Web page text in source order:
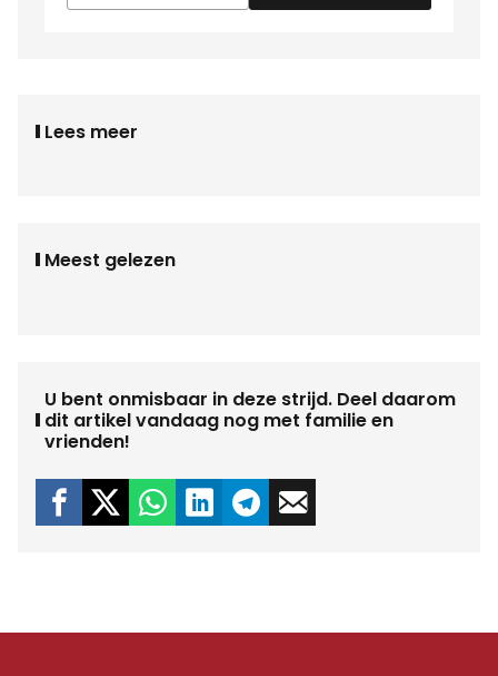
Lees meer
Meest gelezen
U bent onmisbaar in deze strijd. Deel daarom
dit artikel vandaag nog met familie en
vrienden!